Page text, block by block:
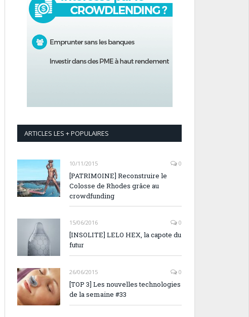
ARTICLES LES + POPULAIRES
10/11/2015 0
[PATRIMOINE] Reconstruire le
Colosse de Rhodes grâce au
crowdfunding
15/06/2016 0
[INSOLITE] LELO HEX, la capote du
futur
26/06/2015 0
[TOP 3] Les nouvelles technologies
de la semaine #33